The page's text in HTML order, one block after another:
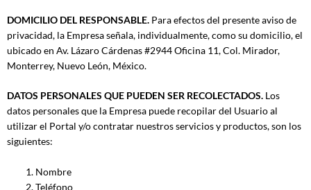
DOMICILIO DEL RESPONSABLE. Para efectos del presente aviso de
privacidad, la Empresa señala, individualmente, como su domicilio, el
ubicado en Av. Lázaro Cárdenas #2944 Oficina 11, Col. Mirador,
Monterrey, Nuevo León, México.
DATOS PERSONALES QUE PUEDEN SER RECOLECTADOS. Los
datos personales que la Empresa puede recopilar del Usuario al
utilizar el Portal y/o contratar nuestros servicios y productos, son los
siguientes:
Nombre
Teléfono